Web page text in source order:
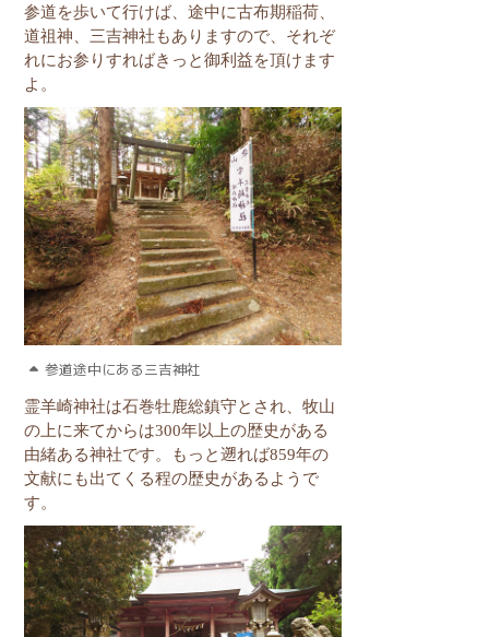
参道を歩いて行けば、途中に古布期稲荷、
道祖神、三吉神社もありますので、それぞ
れにお参りすればきっと御利益を頂けます
よ。
参道途中にある三吉神社
霊羊崎神社は石巻牡鹿総鎮守とされ、牧山
の上に来てからは300年以上の歴史がある
由緒ある神社です。もっと遡れば859年の
文献にも出てくる程の歴史があるようで
す。